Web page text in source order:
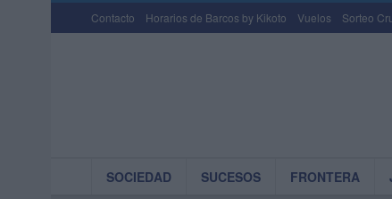
Contacto Horarios de Barcos by Kikoto Vuelos Sorteo
SOCIEDAD SUCESOS FRONTERA